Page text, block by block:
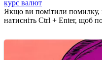
курс валют
Якщо ви помітили помилку,
натисніть Ctrl + Enter, щоб